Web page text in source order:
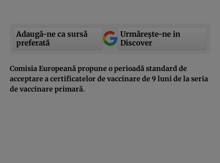
Adaugă-ne ca sursă
preferată
Urmărește-ne in
Discover
Comisia Europeană propune o perioadă standard de
acceptare a certificatelor de vaccinare de 9 luni de la seria
de vaccinare primară.